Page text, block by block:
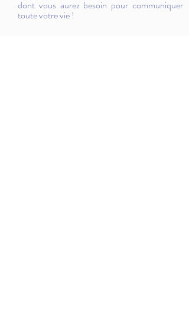
dont vous aurez besoin pour communiquer
toute votre vie !